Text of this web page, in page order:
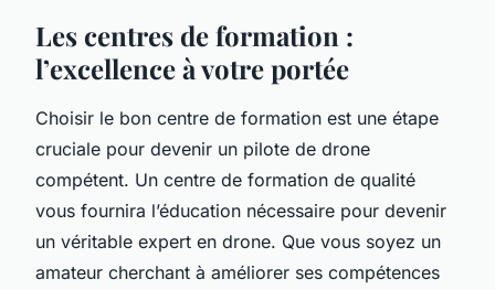
Les centres de formation :
l’excellence à votre portée
Choisir le bon centre de formation est une étape
cruciale pour devenir un pilote de drone
compétent. Un centre de formation de qualité
vous fournira l’éducation nécessaire pour devenir
un véritable expert en drone. Que vous soyez un
amateur cherchant à améliorer ses compétences